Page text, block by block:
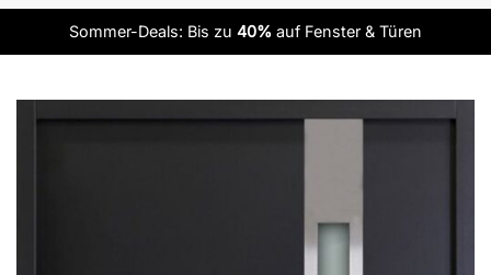
Sommer-Deals: Bis zu 40% auf Fenster & Türen